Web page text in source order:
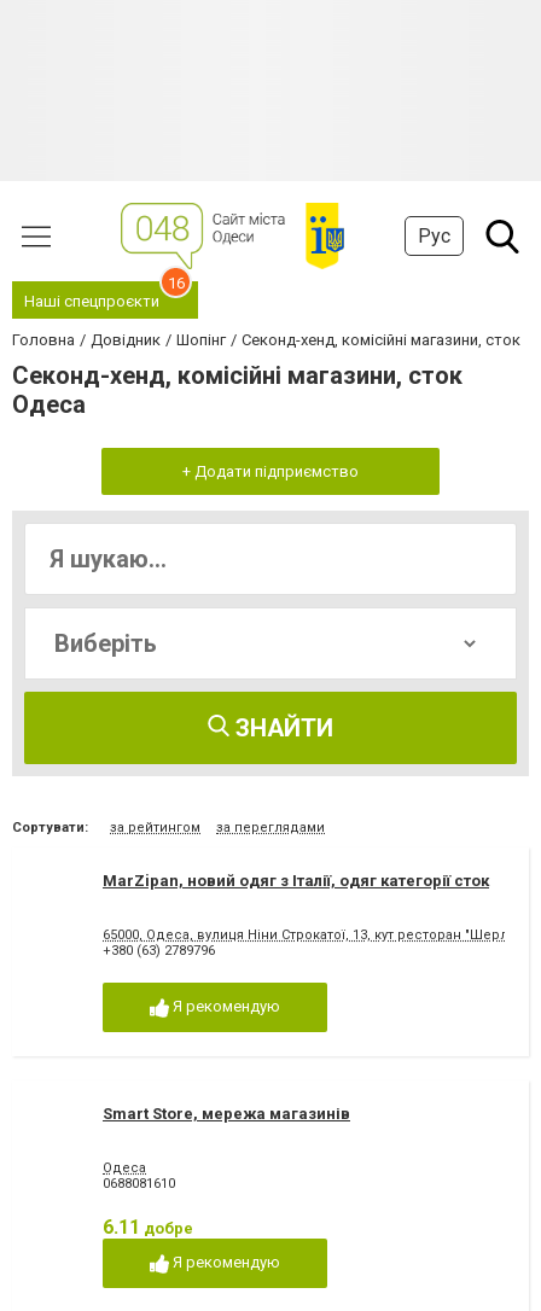
Рус
Наші спецпроєкти
16
Головна Довідник Шопінг Секонд-хенд, комісійні магазини, сток
Секонд-хенд, комісійні магазини, сток
Одеса
+ Додати підприємство
ЗНАЙТИ
Сортувати: за рейтингом за переглядами
MarZipan, новий одяг з Італії, одяг категорії сток
65000, Одеса, вулиця Ніни Строкатої, 13, кут ресторан "Шерлок"
+380 (63) 2789796
Я рекомендую
Smart Store, мережа магазинів
Одеса
0688081610
6.11 добре
Я рекомендую